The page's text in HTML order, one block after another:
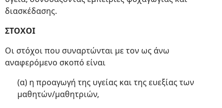
διασκέδασης.
ΣΤΟΧΟΙ
Οι στόχοι που συναρτώνται με τον ως άνω
αναφερόμενο σκοπό είναι
(α) η προαγωγή της υγείας και της ευεξίας των
μαθητών/μαθητριών,